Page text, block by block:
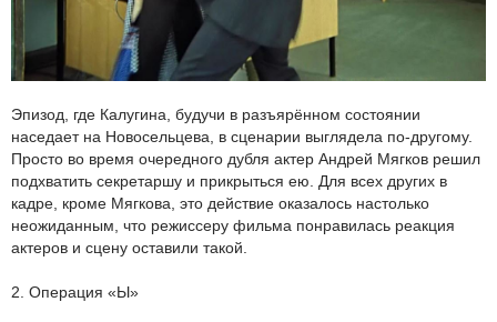
Эпизод, где Калугина, будучи в разъярённом состоянии
наседает на Новосельцева, в сценарии выглядела по-другому.
Просто во время очередного дубля актер Андрей Мягков решил
подхватить секретаршу и прикрыться ею. Для всех других в
кадре, кроме Мягкова, это действие оказалось настолько
неожиданным, что режиссеру фильма понравилась реакция
актеров и сцену оставили такой.
2. Операция «Ы»